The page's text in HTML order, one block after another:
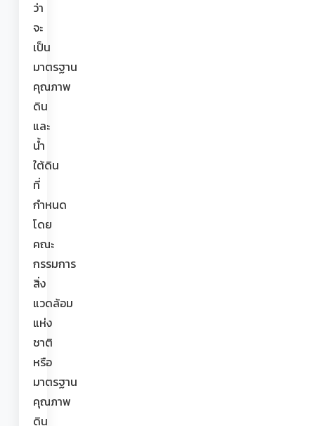
ว่า
จะ
เป็น
มาตรฐาน
คุณภาพ
ดิน
และ
น้ำ
ใต้ดิน
ที่
กำหนด
โดย
คณะ
กรรมการ
สิ่ง
แวดล้อม
แห่ง
ชาติ
หรือ
มาตรฐาน
คุณภาพ
ดิน